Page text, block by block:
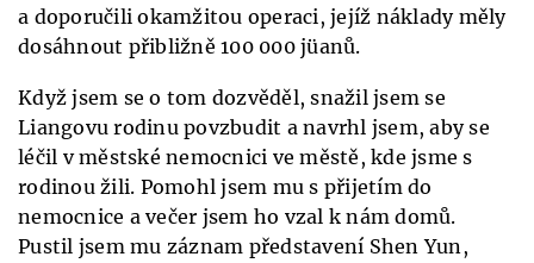
a doporučili okamžitou operaci, jejíž náklady měly
dosáhnout přibližně 100 000 jüanů.
Když jsem se o tom dozvěděl, snažil jsem se
Liangovu rodinu povzbudit a navrhl jsem, aby se
léčil v městské nemocnici ve městě, kde jsme s
rodinou žili. Pomohl jsem mu s přijetím do
nemocnice a večer jsem ho vzal k nám domů.
Pustil jsem mu záznam představení Shen Yun,